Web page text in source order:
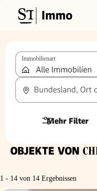
Immo
Immobilienart
Bundesland, Ort
Mehr Filter
OBJEKTE VON
1 - 14 von 14 Ergebnissen